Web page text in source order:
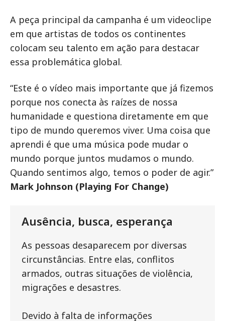
A peça principal da campanha é um videoclipe
em que artistas de todos os continentes
colocam seu talento em ação para destacar
essa problemática global.
“Este é o vídeo mais importante que já fizemos
porque nos conecta às raízes de nossa
humanidade e questiona diretamente em que
tipo de mundo queremos viver. Uma coisa que
aprendi é que uma música pode mudar o
mundo porque juntos mudamos o mundo.
Quando sentimos algo, temos o poder de agir.”
Mark Johnson (Playing For Change)
Ausência, busca, esperança
As pessoas desaparecem por diversas
circunstâncias. Entre elas, conflitos
armados, outras situações de violência,
migrações e desastres.
Devido à falta de informações